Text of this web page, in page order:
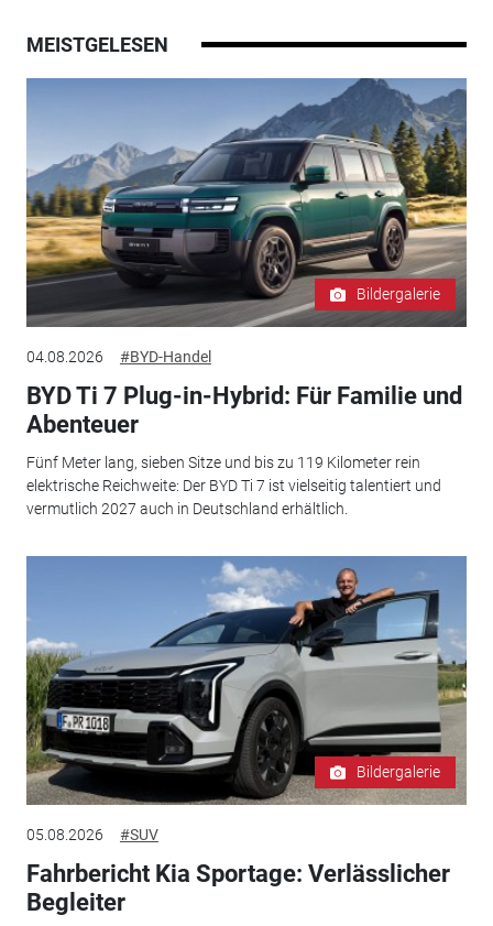
MEISTGELESEN
Bildergalerie
04.08.2026 #BYD-Handel
BYD Ti 7 Plug-in-Hybrid: Für Familie und
Abenteuer
Fünf Meter lang, sieben Sitze und bis zu 119 Kilometer rein
elektrische Reichweite: Der BYD Ti 7 ist vielseitig talentiert und
vermutlich 2027 auch in Deutschland erhältlich.
Bildergalerie
05.08.2026 #SUV
Fahrbericht Kia Sportage: Verlässlicher
Begleiter